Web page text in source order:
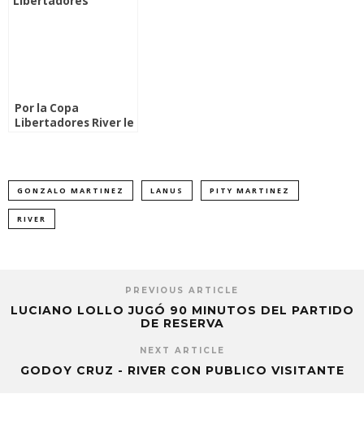
Por la Copa
Libertadores River le
GONZALO MARTINEZ LANUS PITY MARTINEZ
RIVER
PREVIOUS ARTICLE
LUCIANO LOLLO JUGÓ 90 MINUTOS DEL PARTIDO
DE RESERVA
NEXT ARTICLE
GODOY CRUZ - RIVER CON PUBLICO VISITANTE